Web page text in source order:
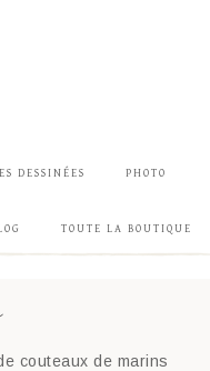
DESSINÉES PHOTO
TOUTE LA BOUTIQUE
couteaux de marins